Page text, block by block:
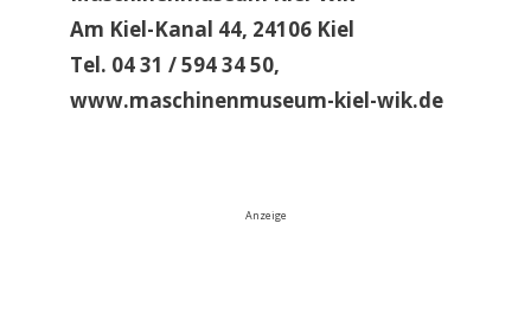
Am Kiel-Kanal 44, 24106 Kiel
Tel. 04 31 / 594 34 50,
www.maschinenmuseum-kiel-wik.de
Anzeige